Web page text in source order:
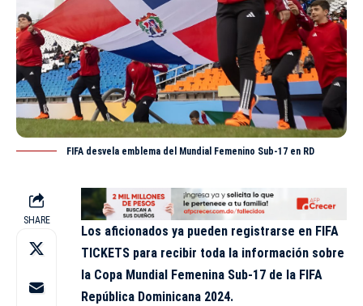
FIFA desvela emblema del Mundial Femenino Sub-17 en RD
SHARE
Los aficionados ya pueden registrarse en FIFA
TICKETS para recibir toda la información sobre
la Copa Mundial Femenina Sub-17 de la FIFA
República Dominicana 2024.